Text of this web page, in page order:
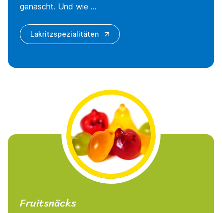
genascht. Und wie ...
Lakritzspezialitäten
Fruitsnäcks